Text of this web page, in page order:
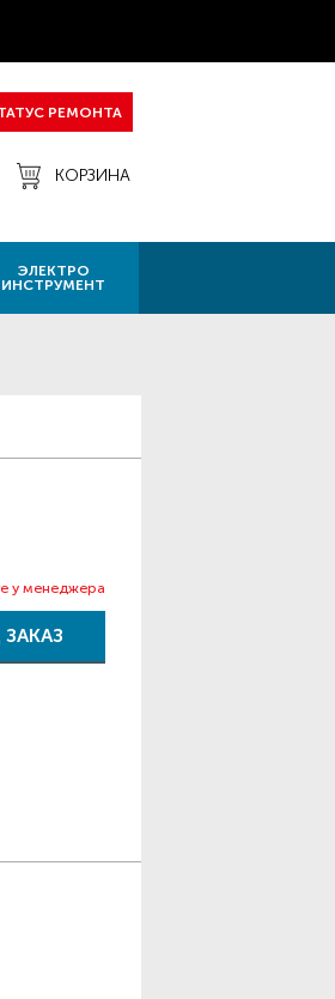
РЕМОНТА
КОРЗИНА
ЭЛЕКТРО
ИНСТРУМЕНТ
у менеджера